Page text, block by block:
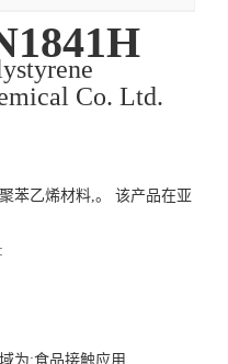
Co. Ltd.
苯乙烯材料,。 该产品在亚
为:食品接触应用